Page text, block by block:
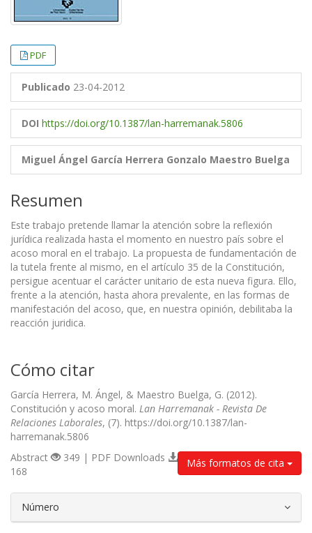
PDF
Publicado 23-04-2012
DOI https://doi.org/10.1387/lan-harremanak.5806
Miguel Ángel García Herrera Gonzalo Maestro Buelga
Resumen
Este trabajo pretende llamar la atención sobre la reflexión
jurídica realizada hasta el momento en nuestro país sobre el
acoso moral en el trabajo. La propuesta de fundamentación de
la tutela frente al mismo, en el artículo 35 de la Constitución,
persigue acentuar el carácter unitario de esta nueva figura. Ello,
frente a la atención, hasta ahora prevalente, en las formas de
manifestación del acoso, que, en nuestra opinión, debilitaba la
reacción juridica.
Cómo citar
García Herrera, M. Ángel, & Maestro Buelga, G. (2012).
Constitución y acoso moral. Lan Harremanak - Revista De
Relaciones Laborales, (7). https://doi.org/10.1387/lan-
harremanak.5806
Más formatos de cita
Abstract
349 | PDF Downloads
168
Número